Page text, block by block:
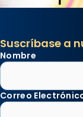
Suscríbase a
Nombre
Correo